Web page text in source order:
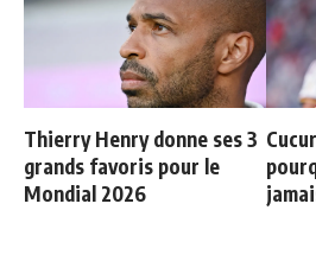
Thierry Henry donne ses 3
grands favoris pour le
Mondial 2026